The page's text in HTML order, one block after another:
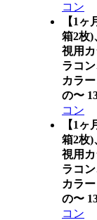
コン
【1
箱2枚)
視用
ラコ
カラ
の〜
コン
【1
箱2枚)
視用
ラコ
カラ
の〜
コン